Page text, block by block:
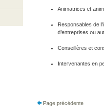
Animatrices et
Responsables de
d’entreprises ou
Conseillères et
Intervenantes en
Page précédente